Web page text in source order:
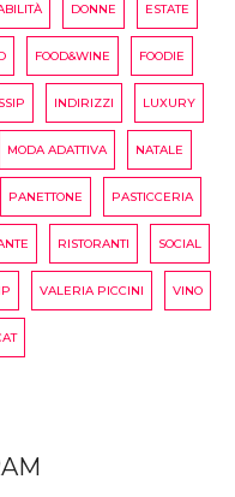
DONNE ESTATE
FOOD&WINE FOODIE
INDIRIZZI LUXURY
MODA ADATTIVA NATALE
PANETTONE PASTICCERIA
RISTORANTI SOCIAL
VALERIA PICCINI VINO